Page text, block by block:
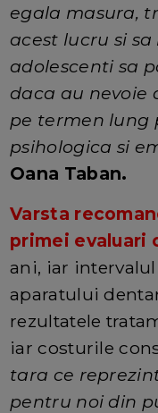
egala masura,
acest lucru si
adolescenti sa
daca au nevoie
pe termen lung
psihologica si
Oana Taban.
Varsta
primei evaluari
ani, iar
aparatului
rezultatele
iar costurile
tara ce
pentru noi din